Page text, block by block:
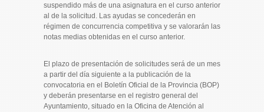
suspendido más de una asignatura en el curso anterior
al de la solicitud. Las ayudas se concederán en
régimen de concurrencia competitiva y se valorarán las
notas medias obtenidas en el curso anterior.
El plazo de presentación de solicitudes será de un mes
a partir del día siguiente a la publicación de la
convocatoria en el Boletín Oficial de la Provincia (BOP)
y deberán presentarse en el registro general del
Ayuntamiento, situado en la Oficina de Atención al